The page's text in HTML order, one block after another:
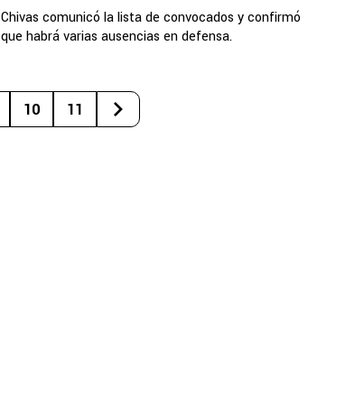
Chivas comunicó la lista de convocados y confirmó
que habrá varias ausencias en defensa.
10 11